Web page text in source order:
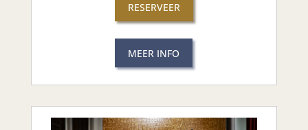
RESERVEER
MEER INFO